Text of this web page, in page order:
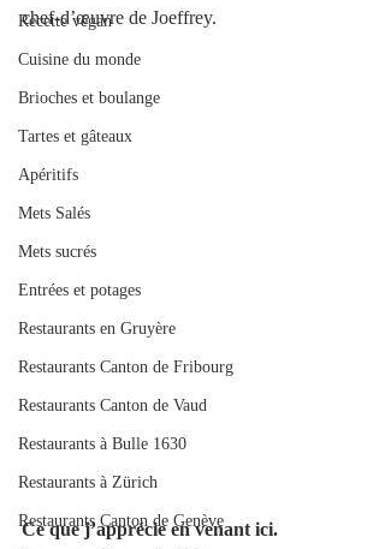
Recette végan
Cuisine du monde
Brioches et boulange
Tartes et gâteaux
Apéritifs
Mets Salés
Mets sucrés
Entrées et potages
Restaurants en Gruyère
Restaurants Canton de Fribourg
Restaurants Canton de Vaud
Restaurants à Bulle 1630
Restaurants à Zürich
Restaurants Canton de Genève
chef-d’œuvre de Joeffrey.
Ce que j’apprécie en venant ici.